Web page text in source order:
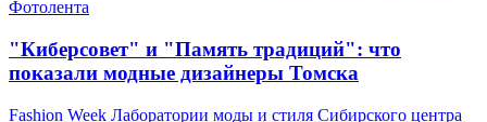
Фотолента
"Киберсовет" и "Память традиций": что
показали модные дизайнеры Томска
Fashion Week Лаборатории моды и стиля Сибирского центра